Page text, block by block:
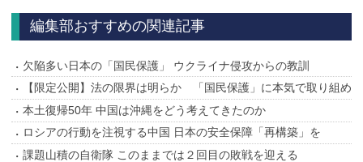
編集部おすすめの関連記事
欠陥多い日本の「国民保護」 ウクライナ侵攻からの教訓
【限定公開】法の限界は明らか 「国民保護」に本気で取り組め
本土復帰50年 中国は沖縄をどう考えてきたのか
ロシアの行動を注視する中国 日本の安全保障「再構築」を
課題山積の自衛隊 このままでは２回目の敗戦を迎える